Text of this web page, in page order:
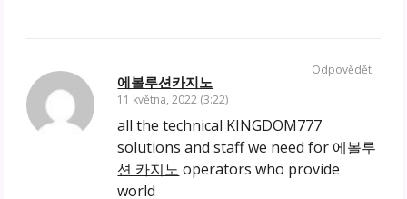
에볼루션카지노
11 května, 2022 (3:22)
all the technical KINGDOM777
solutions and staff we need for 에볼루
션 카지노 operators who provide
world
Odpovědět